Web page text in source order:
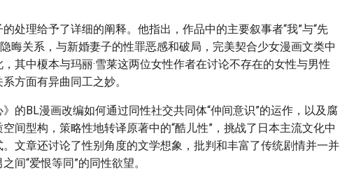
处理给予了详细的阐释。他指出，作品中的主要叙事者“我”与“先
晦关系，与新婚妻子的性罪恶感和破局，完美契合少女漫画文类中
其中榎本与玛丽·雪莱这两位女性作者在讨论不存在的女性与男性
方面有异曲同工之妙。
的BL漫画改编如何通过同性社交共同体“仲间意识”的运作，以及腐
间型构，策略性地转译原著中的“酷儿性”，挑战了日本主流文化中
文章还讨论了性别角度的文学想象，批判和丰富了传统剧情并一并
间“爱恨等同”的同性欲望。